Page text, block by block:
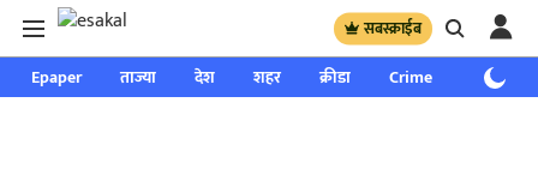
सबस्क्राईब
Epaper ताज्या देश शहर क्रीडा Crime साप्ताहिक